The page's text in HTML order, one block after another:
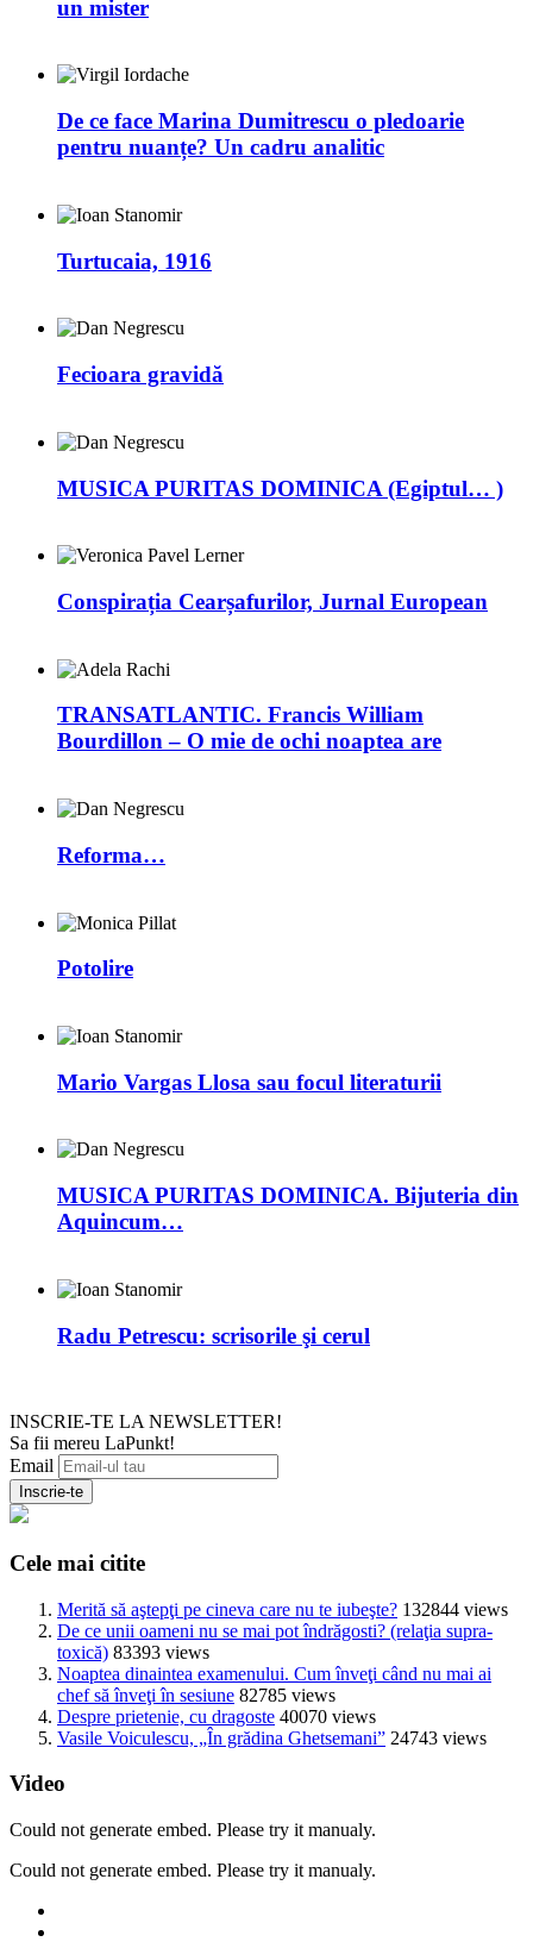
un mister
De ce face Marina Dumitrescu o pledoarie
pentru nuanțe? Un cadru analitic
Turtucaia, 1916
Fecioara gravidă
MUSICA PURITAS DOMINICA (Egiptul… )
Conspirația Cearșafurilor, Jurnal European
TRANSATLANTIC. Francis William
Bourdillon – O mie de ochi noaptea are
Reforma…
Potolire
Mario Vargas Llosa sau focul literaturii
MUSICA PURITAS DOMINICA. Bijuteria din
Aquincum…
Radu Petrescu: scrisorile şi cerul
INSCRIE-TE LA NEWSLETTER!
Sa fii mereu LaPunkt!
Email
Cele mai citite
Merită să aştepţi pe cineva care nu te iubeşte? 132844 views
De ce unii oameni nu se mai pot îndrăgosti? (relaţia supra-
toxică) 83393 views
Noaptea dinaintea examenului. Cum înveţi când nu mai ai
chef să înveţi în sesiune 82785 views
Despre prietenie, cu dragoste 40070 views
Vasile Voiculescu, „În grădina Ghetsemani” 24743 views
Video
Could not generate embed. Please try it manualy.
Could not generate embed. Please try it manualy.